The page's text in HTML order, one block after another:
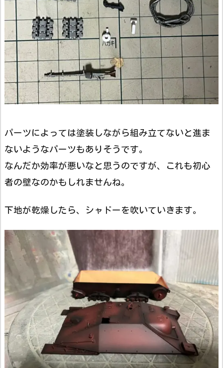
パーツによっては塗装しながら組み立てないと進ま
ないようなパーツもありそうです。
なんだか効率が悪いなと思うのですが、これも初心
者の壁なのかもしれませんね。
下地が乾燥したら、シャドーを吹いていきます。